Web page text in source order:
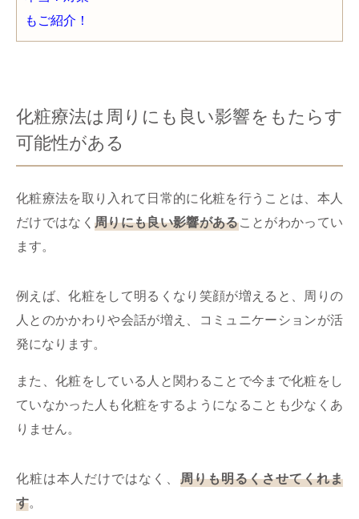
化粧療法は周りにも良い影響をもたらす
可能性がある
化粧療法を取り入れて日常的に化粧を行うことは、本人
だけではなく 周りにも良い影響があることがわかってい
ます。
例えば、化粧をして明るくなり笑顔が増えると、周りの
人とのかかわりや会話が増え、コミュニケーションが活
発になります。
また、化粧をしている人と関わることで今まで化粧をし
ていなかった人も化粧をするようになることも少なくあ
りません。
化粧は本人だけではなく、 周りも明るくさせてくれま
す。